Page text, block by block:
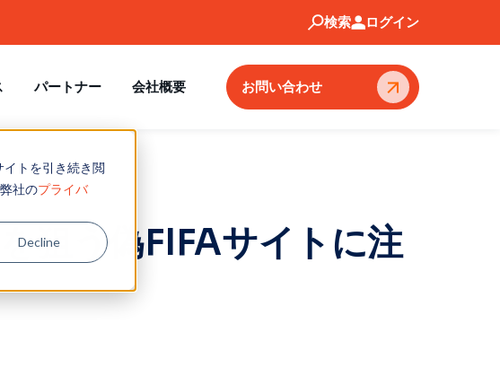
トを引き続き閲
社のプライバ
Decline
検索 ログイン
パートナー 会社概要 お問い合わせ
狙う偽FIFAサイトに注